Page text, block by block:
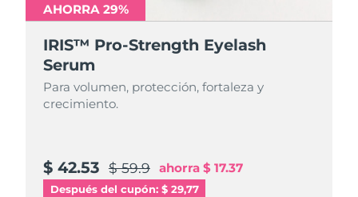
AHORRA 29%
IRIS™ Pro-Strength Eyelash
Serum
Para volumen, protección, fortaleza y
crecimiento.
$ 42.53 $ 59.9 ahorra $ 17.37
Después del cupón: $ 29,77